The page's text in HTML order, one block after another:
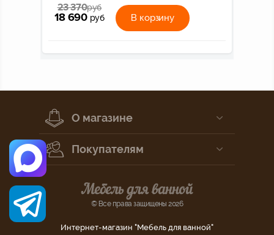
23 370руб
18 690 руб В корзину
О магазине
Покупателям
© Все права защищены 2026
Интернет-магазин "Мебель для ванной"